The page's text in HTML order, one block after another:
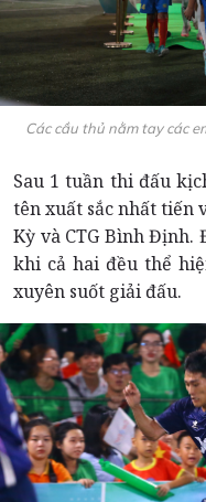
Các cầu thủ nằm tay các
Sau 1 tuần thi đấu
tên xuất sắc nhất tiến
Kỳ và CTG Bình Định.
khi cả hai đều thể
xuyên suốt giải đấu.